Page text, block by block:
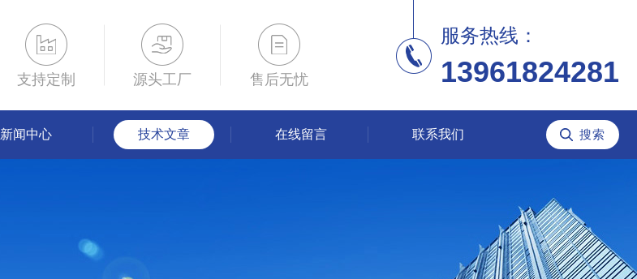
支持定制 源头工厂 售后无忧
服务热线：
13961824281
新闻中心 技术文章 在线留言 联系我们